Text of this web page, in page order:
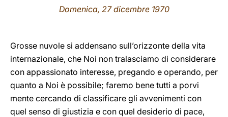
LATINE
Domenica, 27 dicembre 1970
Grosse nuvole si addensano sull’orizzonte della vita
internazionale, che Noi non tralasciamo di considerare
con appassionato interesse, pregando e operando, per
quanto a Noi è possibile; faremo bene tutti a porvi
mente cercando di classificare gli avvenimenti con
quel senso di giustizia e con quel desiderio di pace,